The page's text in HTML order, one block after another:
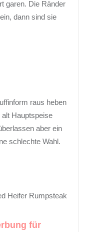
garen. Die Ränder
dann sind sie
raus heben
alt Hauptspeise
aber ein
schlechte Wahl.
Heifer Rumpsteak
für